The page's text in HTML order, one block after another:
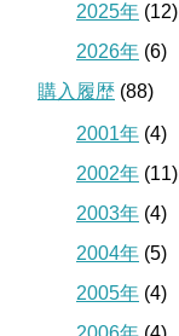
2025年 (12)
2026年 (6)
購入履歴 (88)
2001年 (4)
2002年 (11)
2003年 (4)
2004年 (5)
2005年 (4)